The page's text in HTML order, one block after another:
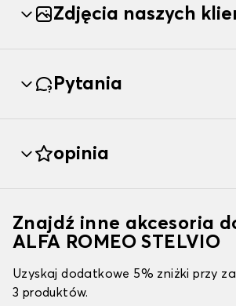
Zdjęcia naszych
Pytania
opinia
Znajdź inne akcesoria
ALFA ROMEO STELVIO
Uzyskaj dodatkowe 5% zniżki przy
3 produktów.